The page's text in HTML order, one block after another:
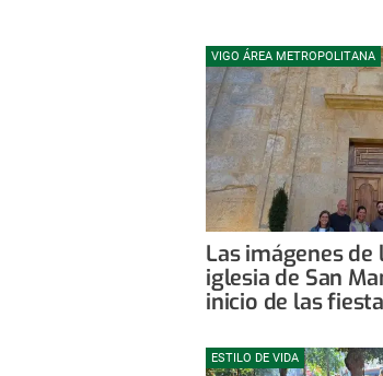
VIGO ÁREA METROPOLITANA
Las imágenes de
iglesia de San
inicio de las
ESTILO DE VIDA